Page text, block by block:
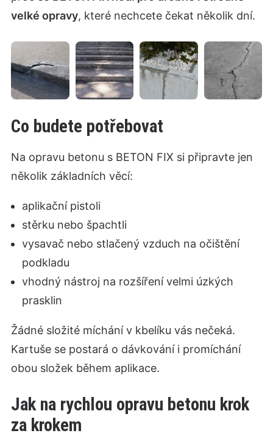
velké opravy, které nechcete čekat několik dní.
Co budete potřebovat
Na opravu betonu s BETON FIX si připravte jen
několik základních věcí:
aplikační pistoli
stěrku nebo špachtli
vysavač nebo stlačený vzduch na očištění
podkladu
vhodný nástroj na rozšíření velmi úzkých
prasklin
Žádné složité míchání v kbelíku vás nečeká.
Kartuše se postará o dávkování i promíchání
obou složek během aplikace.
Jak na rychlou opravu betonu krok
za krokem